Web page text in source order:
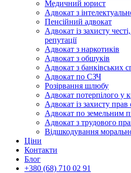
Медичний юрист
Адвокат з
Пенсійний адвокат
Адвокат із захисту
репутації
Адвокат з наркотиків
Адвокат з обшуків
Адвокат з банківських
Адвокат по СЗЧ
Розірвання шлюбу
Адвокат потерпілого у
Адвокат із захисту прав
Адвокат по земельним
Адвокат з трудового
Відшкодування
Ціни
Контакти
Блог
+380 (68) 710 02 91